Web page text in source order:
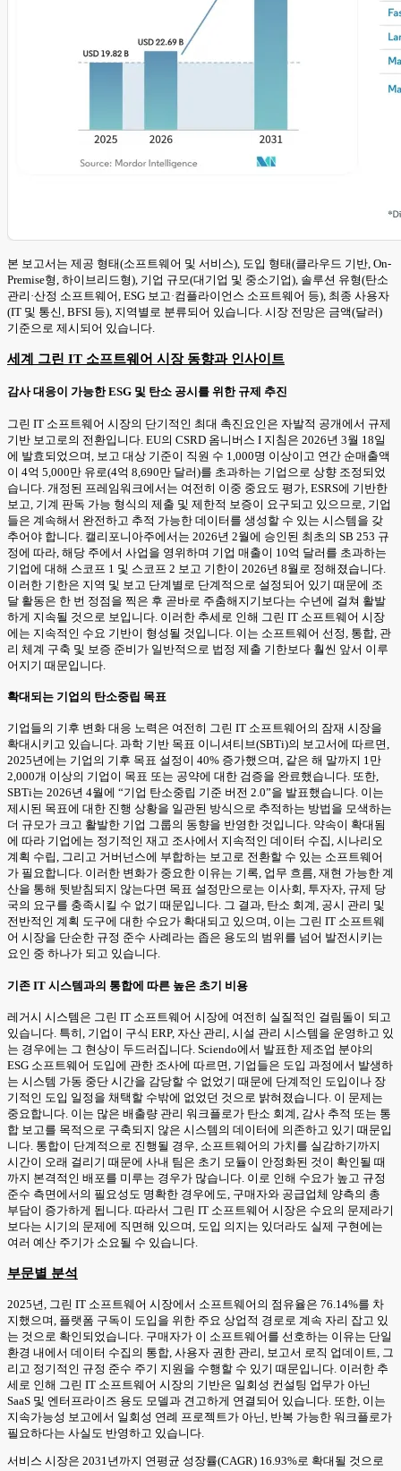
본 보고서는 제공 형태(소프트웨어 및 서비스), 도입 형태(클라우드 기반, On-
Premise형, 하이브리드형), 기업 규모(대기업 및 중소기업), 솔루션 유형(탄소
관리·산정 소프트웨어, ESG 보고·컴플라이언스 소프트웨어 등), 최종 사용자
(IT 및 통신, BFSI 등), 지역별로 분류되어 있습니다. 시장 전망은 금액(달러)
기준으로 제시되어 있습니다.
세계 그린 IT 소프트웨어 시장 동향과 인사이트
감사 대응이 가능한 ESG 및 탄소 공시를 위한 규제 추진
그린 IT 소프트웨어 시장의 단기적인 최대 촉진요인은 자발적 공개에서 규제
기반 보고로의 전환입니다. EU의 CSRD 옴니버스 I 지침은 2026년 3월 18일
에 발효되었으며, 보고 대상 기준이 직원 수 1,000명 이상이고 연간 순매출액
이 4억 5,000만 유로(4억 8,690만 달러)를 초과하는 기업으로 상향 조정되었
습니다. 개정된 프레임워크에서는 여전히 이중 중요도 평가, ESRS에 기반한
보고, 기계 판독 가능 형식의 제출 및 제한적 보증이 요구되고 있으므로, 기업
들은 계속해서 완전하고 추적 가능한 데이터를 생성할 수 있는 시스템을 갖
추어야 합니다. 캘리포니아주에서는 2026년 2월에 승인된 최초의 SB 253 규
정에 따라, 해당 주에서 사업을 영위하며 기업 매출이 10억 달러를 초과하는
기업에 대해 스코프 1 및 스코프 2 보고 기한이 2026년 8월로 정해졌습니다.
이러한 기한은 지역 및 보고 단계별로 단계적으로 설정되어 있기 때문에 조
달 활동은 한 번 정점을 찍은 후 곧바로 주춤해지기보다는 수년에 걸쳐 활발
하게 지속될 것으로 보입니다. 이러한 추세로 인해 그린 IT 소프트웨어 시장
에는 지속적인 수요 기반이 형성될 것입니다. 이는 소프트웨어 선정, 통합, 관
리 체계 구축 및 보증 준비가 일반적으로 법정 제출 기한보다 훨씬 앞서 이루
어지기 때문입니다.
확대되는 기업의 탄소중립 목표
기업들의 기후 변화 대응 노력은 여전히 그린 IT 소프트웨어의 잠재 시장을
확대시키고 있습니다. 과학 기반 목표 이니셔티브(SBTi)의 보고서에 따르면,
2025년에는 기업의 기후 목표 설정이 40% 증가했으며, 같은 해 말까지 1만
2,000개 이상의 기업이 목표 또는 공약에 대한 검증을 완료했습니다. 또한,
SBTi는 2026년 4월에 “기업 탄소중립 기준 버전 2.0”을 발표했습니다. 이는
제시된 목표에 대한 진행 상황을 일관된 방식으로 추적하는 방법을 모색하는
더 규모가 크고 활발한 기업 그룹의 동향을 반영한 것입니다. 약속이 확대됨
에 따라 기업에는 정기적인 재고 조사에서 지속적인 데이터 수집, 시나리오
계획 수립, 그리고 거버넌스에 부합하는 보고로 전환할 수 있는 소프트웨어
가 필요합니다. 이러한 변화가 중요한 이유는 기록, 업무 흐름, 재현 가능한 계
산을 통해 뒷받침되지 않는다면 목표 설정만으로는 이사회, 투자자, 규제 당
국의 요구를 충족시킬 수 없기 때문입니다. 그 결과, 탄소 회계, 공시 관리 및
전반적인 계획 도구에 대한 수요가 확대되고 있으며, 이는 그린 IT 소프트웨
어 시장을 단순한 규정 준수 사례라는 좁은 용도의 범위를 넘어 발전시키는
요인 중 하나가 되고 있습니다.
기존 IT 시스템과의 통합에 따른 높은 초기 비용
레거시 시스템은 그린 IT 소프트웨어 시장에 여전히 실질적인 걸림돌이 되고
있습니다. 특히, 기업이 구식 ERP, 자산 관리, 시설 관리 시스템을 운영하고 있
는 경우에는 그 현상이 두드러집니다. Sciendo에서 발표한 제조업 분야의
ESG 소프트웨어 도입에 관한 조사에 따르면, 기업들은 도입 과정에서 발생하
는 시스템 가동 중단 시간을 감당할 수 없었기 때문에 단계적인 도입이나 장
기적인 도입 일정을 채택할 수밖에 없었던 것으로 밝혀졌습니다. 이 문제는
중요합니다. 이는 많은 배출량 관리 워크플로가 탄소 회계, 감사 추적 또는 통
합 보고를 목적으로 구축되지 않은 시스템의 데이터에 의존하고 있기 때문입
니다. 통합이 단계적으로 진행될 경우, 소프트웨어의 가치를 실감하기까지
시간이 오래 걸리기 때문에 사내 팀은 초기 모듈이 안정화된 것이 확인될 때
까지 본격적인 배포를 미루는 경우가 많습니다. 이로 인해 수요가 높고 규정
준수 측면에서의 필요성도 명확한 경우에도, 구매자와 공급업체 양측의 총
부담이 증가하게 됩니다. 따라서 그린 IT 소프트웨어 시장은 수요의 문제라기
보다는 시기의 문제에 직면해 있으며, 도입 의지는 있더라도 실제 구현에는
여러 예산 주기가 소요될 수 있습니다.
부문별 분석
2025년, 그린 IT 소프트웨어 시장에서 소프트웨어의 점유율은 76.14%를 차
지했으며, 플랫폼 구독이 도입을 위한 주요 상업적 경로로 계속 자리 잡고 있
는 것으로 확인되었습니다. 구매자가 이 소프트웨어를 선호하는 이유는 단일
환경 내에서 데이터 수집의 통합, 사용자 권한 관리, 보고서 로직 업데이트, 그
리고 정기적인 규정 준수 주기 지원을 수행할 수 있기 때문입니다. 이러한 추
세로 인해 그린 IT 소프트웨어 시장의 기반은 일회성 컨설팅 업무가 아닌
SaaS 및 엔터프라이즈 용도 모델과 견고하게 연결되어 있습니다. 또한, 이는
지속가능성 보고에서 일회성 연례 프로젝트가 아닌, 반복 가능한 워크플로가
필요하다는 사실도 반영하고 있습니다.
서비스 시장은 2031년까지 연평균 성장률(CAGR) 16.93%로 확대될 것으로